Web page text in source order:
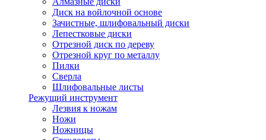
Диск на войлочной основе
Зачистные, шлифовальный диски
Лепестковые диски
Отрезной диск по дереву
Отрезной круг по металлу
Пилки
Сверла
Шлифовальные листы
Режущий инструмент
Лезвия к ножам
Ножи
Ножницы